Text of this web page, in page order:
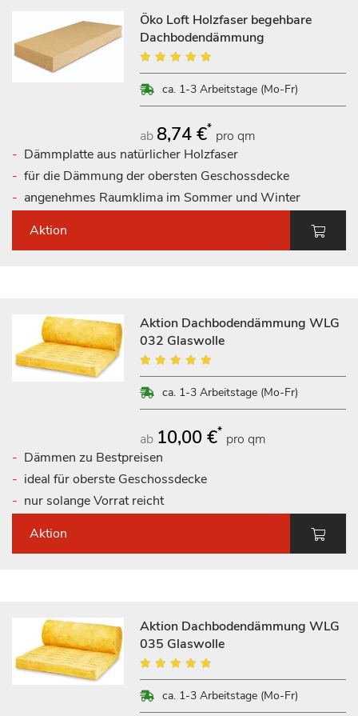
Öko Loft Holzfaser begehbare
Dachbodendämmung
Bewertung:
93%
ca. 1-3 Arbeitstage (Mo-Fr)
ab 8,74 €* pro qm
Dämmplatte aus natürlicher Holzfaser
für die Dämmung der obersten Geschossdecke
angenehmes Raumklima im Sommer und Winter
Aktion
Aktion Dachbodendämmung WLG
032 Glaswolle
Bewertung:
100%
ca. 1-3 Arbeitstage (Mo-Fr)
ab 10,00 €* pro qm
Dämmen zu Bestpreisen
ideal für oberste Geschossdecke
nur solange Vorrat reicht
Aktion
Aktion Dachbodendämmung WLG
035 Glaswolle
Bewertung:
92%
ca. 1-3 Arbeitstage (Mo-Fr)